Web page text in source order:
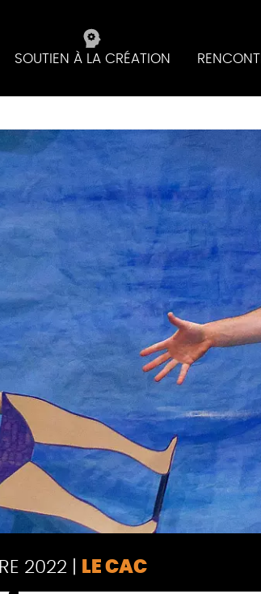
SOUTIEN À LA CRÉATION
2022 LE CAC